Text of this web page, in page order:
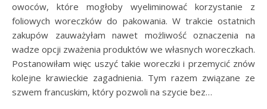
owoców, które mogłoby wyeliminować korzystanie z
foliowych woreczków do pakowania. W trakcie ostatnich
zakupów zauważyłam nawet możliwość oznaczenia na
wadze opcji zważenia produktów we własnych woreczkach.
Postanowiłam więc uszyć takie woreczki i przemycić znów
kolejne krawieckie zagadnienia. Tym razem związane ze
szwem francuskim, który pozwoli na szycie bez…